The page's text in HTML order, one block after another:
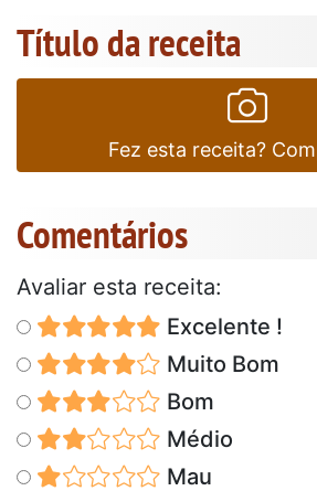
Título da receita
Fez esta receita?
Comentários
Avaliar esta receita:
Excelente !
Muito Bom
Bom
Médio
Mau